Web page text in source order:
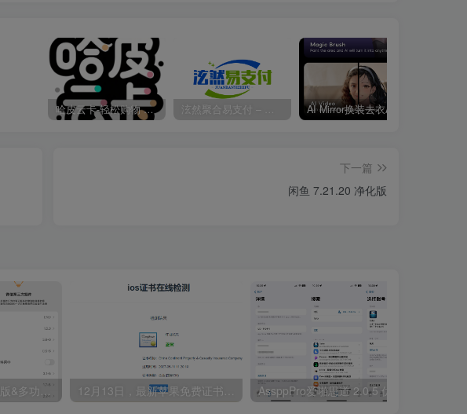
哈皮云卡-轻松购物 即买即发 泫然聚合易支付 – 行业领先的免签约支付平台
下一篇
闲鱼 7.21.20 净化版
iOS 微信 8.0.56 纯净版&多功能版 AssppPro爱啪思道 2.0.5 优化版